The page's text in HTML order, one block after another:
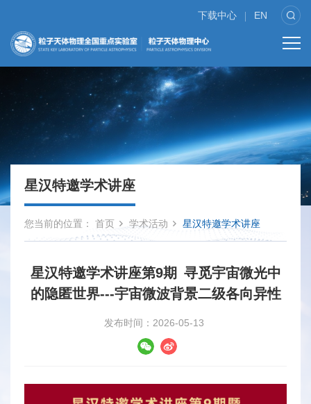
下载中心 EN
星汉特邀学术讲座
您当前的位置： 首页 学术活动 星汉特邀学术讲座
星汉特邀学术讲座第9期 寻觅宇宙微光中
的隐匿世界---宇宙微波背景二级各向异性
发布时间：2026-05-13